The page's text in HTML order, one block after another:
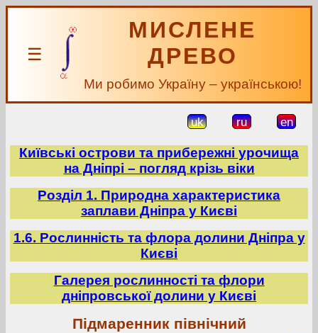
☰
МИСЛЕНЕ
ДРЕВО
Ми робимо Україну – українською!
uk ru en
Київські острови та прибережні урочища
на Дніпрі – погляд крізь віки
Розділ 1. Природна характеристика
заплави Дніпра у Києві
1.6. Рослинність та флора долини Дніпра у
Києві
Галерея рослинності та флори
дніпровської долини у Києві
Підмаренник північний